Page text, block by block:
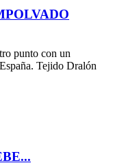
punto con un
Tejido Dralón